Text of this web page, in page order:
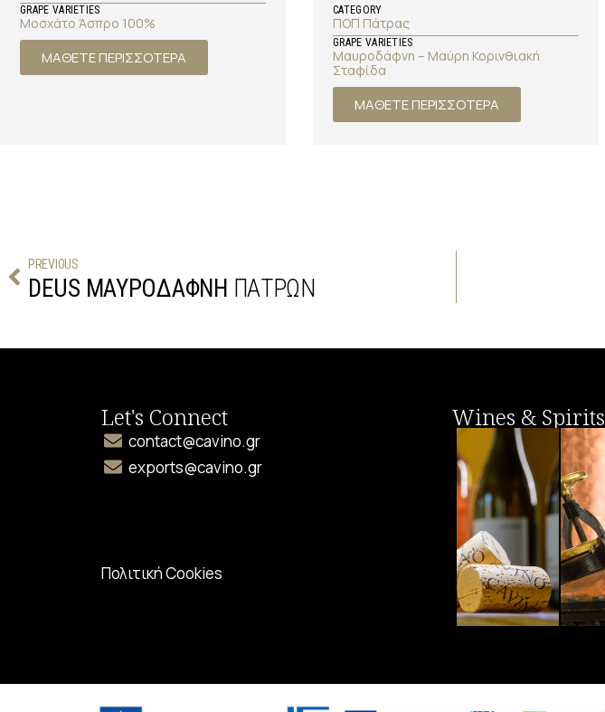
GRAPE VARIETIES
Μοσχάτο Άσπρο 100%
ΜΑΘΕΤΕ ΠΕΡΙΣΣΟΤΕΡΑ
CATEGORY
ΠΟΠ Πάτρας
GRAPE VARIETIES
Μαυροδάφνη – Μαύρη Κορινθιακή
Σταφίδα
ΜΑΘΕΤΕ ΠΕΡΙΣΣΟΤΕΡΑ
PREVIOUS
DEUS ΜΑΥΡΟΔΑΦΝΗ ΠΑΤΡΩΝ
Let's Connect
contact@cavino.gr
exports@cavino.gr
Πολιτική Cookies
Wines & Spirits